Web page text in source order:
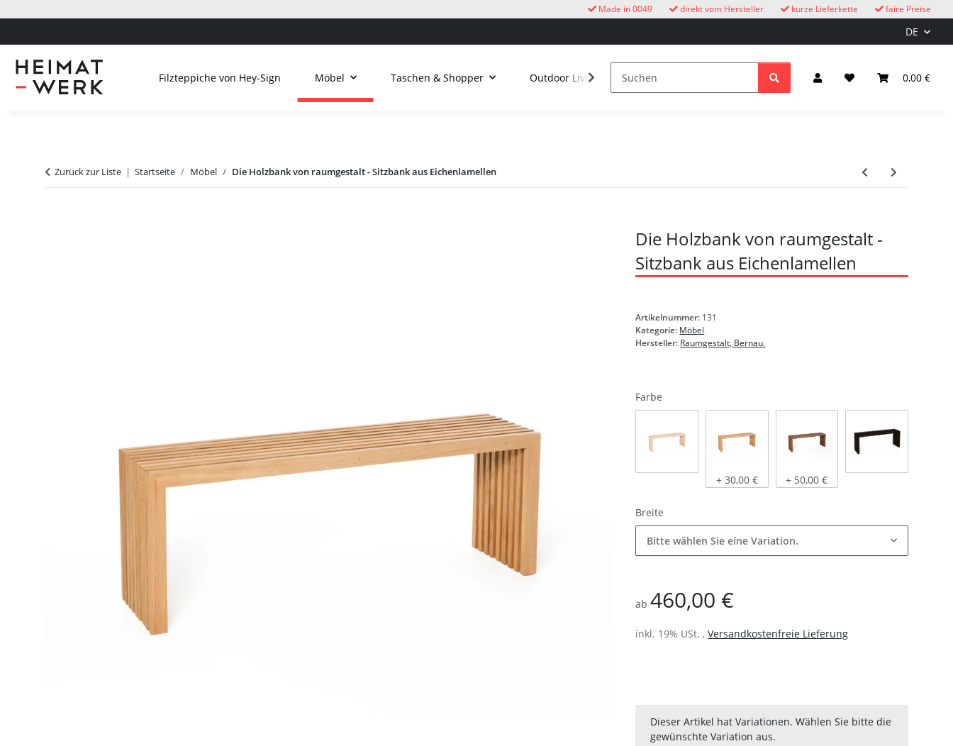
faire Preise
kurze Lieferkette
direkt vom Hersteller
Made in 0049
DE
0,00 €
Filzteppiche von Hey-Sign Möbel Taschen & Shopper Outdoor Living Kuckucksuhren Kinder Licht & Elektro
Zurück zur Liste Startseite Möbel Die Holzbank von raumgestalt - Sitzbank aus Eichenlamellen
Die Holzbank von raumgestalt -
Sitzbank aus Eichenlamellen
Artikelnummer: 131
Kategorie: Möbel
Hersteller: Raumgestalt, Bernau.
Farbe
Eiche naturEiche hell, geölt
+ 30,00 € Eiche dunkel, geölt
+ 50,00 €
Breite
Bitte wählen Sie eine Variation.
ab460,00 €
inkl. 19% USt. ,Versandkostenfreie Lieferung
x
Dieser Artikel hat Variationen. Wählen Sie bitte die
gewünschte Variation aus.